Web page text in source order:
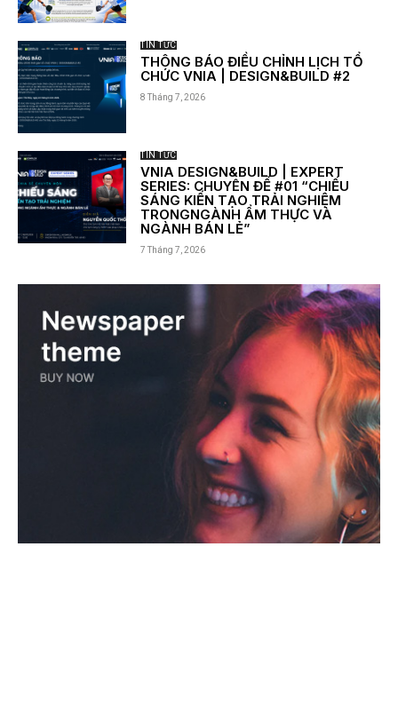
TIN TỨC
THÔNG BÁO ĐIỀU CHỈNH LỊCH TỔ
CHỨC VNIA | DESIGN&BUILD #2
8 Tháng 7, 2026
TIN TỨC
VNIA DESIGN&BUILD | EXPERT
SERIES: CHUYÊN ĐỀ #01 “CHIẾU
SÁNG KIẾN TẠO TRẢI NGHIỆM
TRONGNGÀNH ẨM THỰC VÀ
NGÀNH BÁN LẺ”
7 Tháng 7, 2026